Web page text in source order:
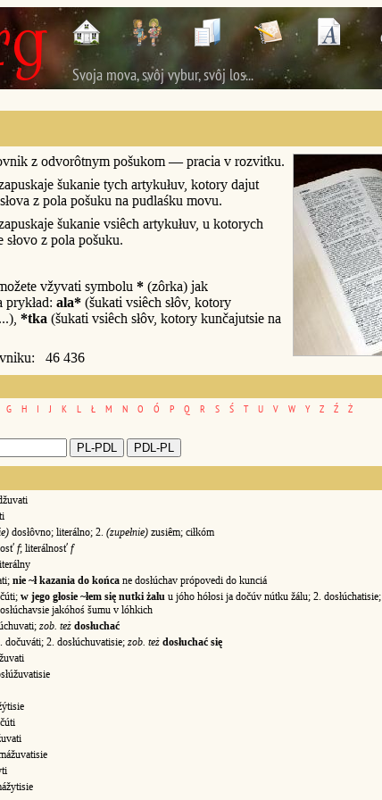
Svoja mova, svôj vybur, svôj los...
z odvorôtnym pošukom — pracia v rozvitku.
šukanie tych artykułuv, kotory dajut
z pola pošuku na pudlaśku movu.
šukanie vsiêch artykułuv, u kotorych
słovo z pola pošuku.
vžyvati symbolu * (zôrka) jak
prykład: ala* (šukati vsiêch słôv, kotory
*tka (šukati vsiêch słôv, kotory kunčajutsie na
46 436
G H I J K L Ł M N O Ó P Q R S Ś T U V W Y Z Ź Ż
dosłôvno; literálno; 2. (zupełnie) zusiêm; ciłkóm
f; literálnosť f
nie ~ł kazania do końca ne dosłúchav própovedi do kunciá
w jego głosie ~łem się nutki żalu u jóho hółosi ja dočúv nútku žálu; 2. dosłúchatisie;
jakóhoś šumu v lóhkich
zob. też dosłuchać
dočuváti; 2. dosłúchuvatisie; zob. też dosłuchać się